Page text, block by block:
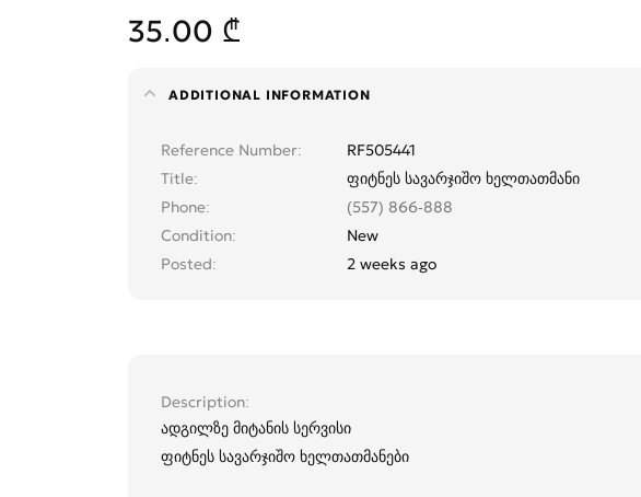
35.00 ₾
ADDITIONAL INFORMATION
Reference Number
RF505441
Title
ფიტნეს სავარჯიშო ხელთათმანი
Phone
(557) 866-888
Condition
New
Posted
2 weeks ago
Description
ადგილზე მიტანის სერვისი
ფიტნეს სავარჯიშო ხელთათმანები